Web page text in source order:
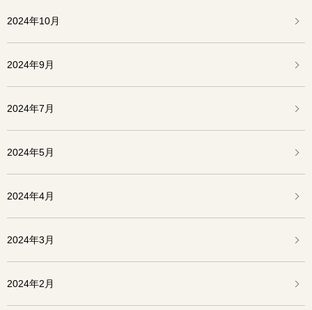
2024年10月
2024年9月
2024年7月
2024年5月
2024年4月
2024年3月
2024年2月